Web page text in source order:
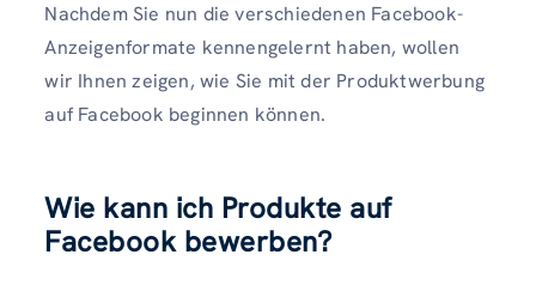
Nachdem Sie nun die verschiedenen Facebook-
Anzeigenformate kennengelernt haben, wollen
wir Ihnen zeigen, wie Sie mit der Produktwerbung
auf Facebook beginnen können.
Wie kann ich Produkte auf
Facebook bewerben?